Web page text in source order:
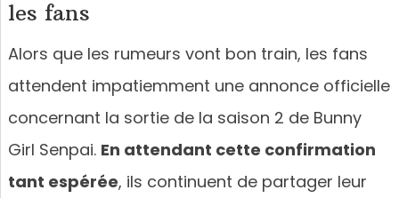
les fans
Alors que les rumeurs vont bon train, les fans
attendent impatiemment une annonce officielle
concernant la sortie de la saison 2 de Bunny
Girl Senpai. En attendant cette confirmation
tant espérée, ils continuent de partager leur